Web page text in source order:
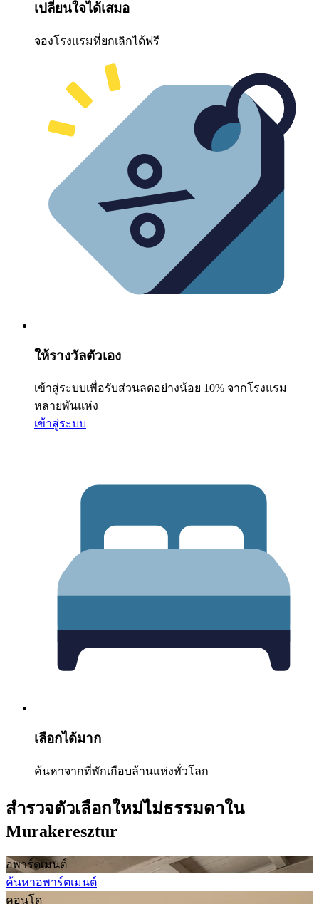
เปลี่ยนใจได้เสมอ
จองโรงแรมที่ยกเลิกได้ฟรี
ให้รางวัลตัวเอง
เข้าสู่ระบบเพื่อรับส่วนลดอย่างน้อย 10% จากโรงแรม
หลายพันแห่ง
เข้าสู่ระบบ
เลือกได้มาก
ค้นหาจากที่พักเกือบล้านแห่งทั่วโลก
สำรวจตัวเลือกใหม่ไม่ธรรมดาใน
Murakeresztur
อพาร์ตเมนต์
ค้นหาอพาร์ตเมนต์
คอนโด